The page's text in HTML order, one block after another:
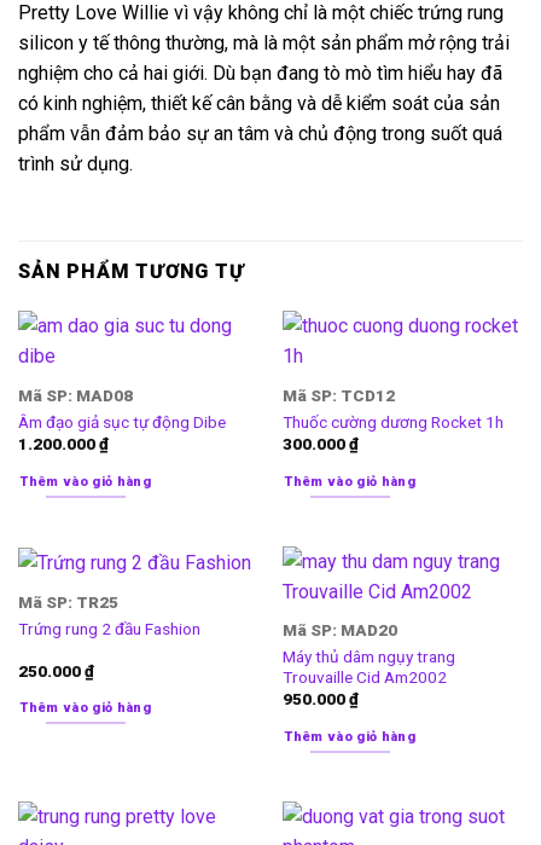
Pretty Love Willie vì vậy không chỉ là một chiếc trứng rung
silicon y tế thông thường, mà là một sản phẩm mở rộng trải
nghiệm cho cả hai giới. Dù bạn đang tò mò tìm hiểu hay đã
có kinh nghiệm, thiết kế cân bằng và dễ kiểm soát của sản
phẩm vẫn đảm bảo sự an tâm và chủ động trong suốt quá
trình sử dụng.
SẢN PHẨM TƯƠNG TỰ
Mã SP: MAD08
Âm đạo giả sục tự động Dibe
1.200.000₫
Thêm vào giỏ hàng
Mã SP: TCD12
Thuốc cường dương Rocket 1h
300.000₫
Thêm vào giỏ hàng
Mã SP: TR25
Trứng rung 2 đầu Fashion
250.000₫
Thêm vào giỏ hàng
Mã SP: MAD20
Máy thủ dâm ngụy trang
Trouvaille Cid Am2002
950.000₫
Thêm vào giỏ hàng